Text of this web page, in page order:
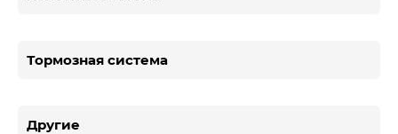
Тормозная система
Другие